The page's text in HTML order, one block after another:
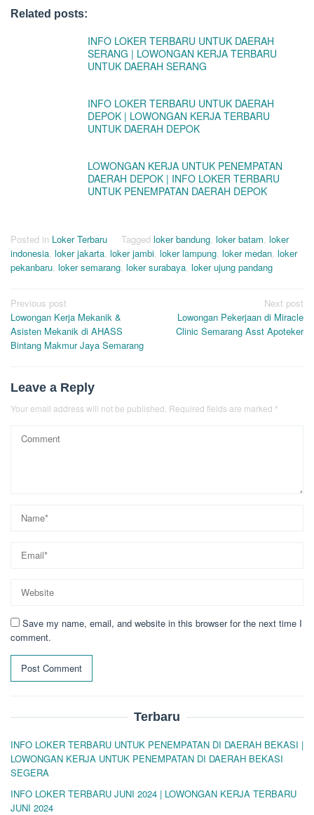
Related posts:
INFO LOKER TERBARU UNTUK DAERAH
SERANG | LOWONGAN KERJA TERBARU
UNTUK DAERAH SERANG
INFO LOKER TERBARU UNTUK DAERAH
DEPOK | LOWONGAN KERJA TERBARU
UNTUK DAERAH DEPOK
LOWONGAN KERJA UNTUK PENEMPATAN
DAERAH DEPOK | INFO LOKER TERBARU
UNTUK PENEMPATAN DAERAH DEPOK
Posted in Loker Terbaru Tagged loker bandung, loker batam, loker
indonesia, loker jakarta, loker jambi, loker lampung, loker medan, loker
pekanbaru, loker semarang, loker surabaya, loker ujung pandang
Post
navigation
Previous post
Lowongan Kerja Mekanik &
Asisten Mekanik di AHASS
Bintang Makmur Jaya Semarang
Next post
Lowongan Pekerjaan di Miracle
Clinic Semarang Asst Apoteker
Leave a Reply
Your email address will not be published. Required fields are marked *
Save my name, email, and website in this browser for the next time I
comment.
Terbaru
INFO LOKER TERBARU UNTUK PENEMPATAN DI DAERAH BEKASI |
LOWONGAN KERJA UNTUK PENEMPATAN DI DAERAH BEKASI
SEGERA
INFO LOKER TERBARU JUNI 2024 | LOWONGAN KERJA TERBARU
JUNI 2024